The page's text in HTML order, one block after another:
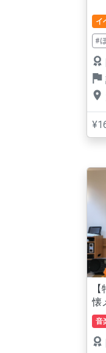
イ
#
懐
音